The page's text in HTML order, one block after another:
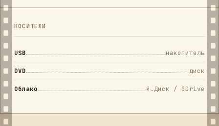
НОСИТЕЛИ
USB накопитель
DVD диск
Облако Я.Диск / GDrive